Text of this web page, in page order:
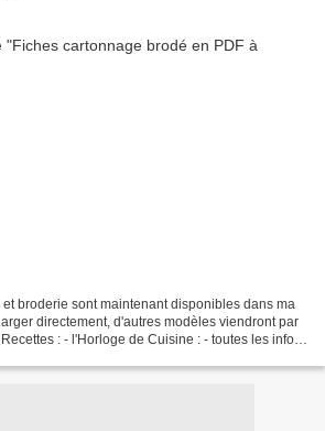
broderie sont maintenant disponibles dans ma
directement, d'autres modèles viendront par
: - l'Horloge de Cuisine : - toutes les infos